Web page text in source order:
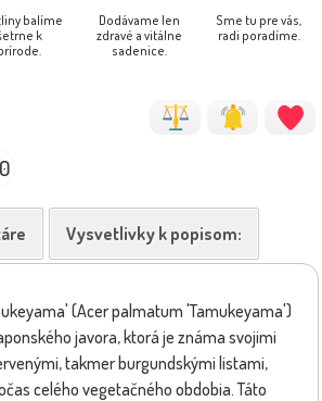
balíme
k
Dodávame len
zdravé a vitálne
sadenice.
Sme tu pre vás,
radi poradíme.
Vysvetlivky k popisom:
(Acer palmatum 'Tamukeyama')
javora, ktorá je známa svojimi
takmer burgundskými listami,
celého vegetačného obdobia. Táto